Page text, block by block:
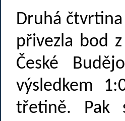
Druhá
přivezla bod
České
výsledkem
třetině. Pak